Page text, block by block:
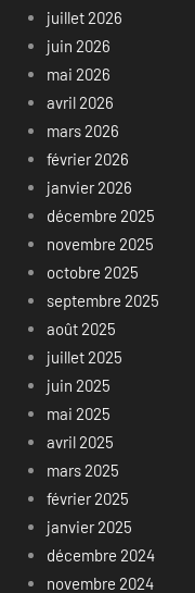
juillet 2026
juin 2026
mai 2026
avril 2026
mars 2026
février 2026
janvier 2026
décembre 2025
novembre 2025
octobre 2025
septembre 2025
août 2025
juillet 2025
juin 2025
mai 2025
avril 2025
mars 2025
février 2025
janvier 2025
décembre 2024
novembre 2024